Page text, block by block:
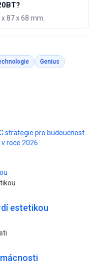
87 x 68 mm.
Genius
strategie pro budoucnost
roce 2026
estetikou